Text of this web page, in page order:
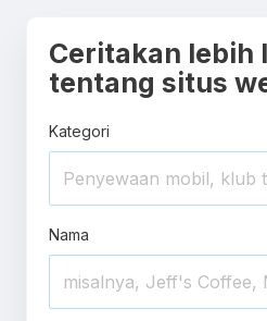
Ceritakan lebih
tentang situs
Kategori
Nama